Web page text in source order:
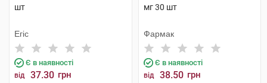
шт
Егіс
Є в наявності
від 37.30 грн
мг 30 шт
Фармак
Є в наявності
від 38.50 грн